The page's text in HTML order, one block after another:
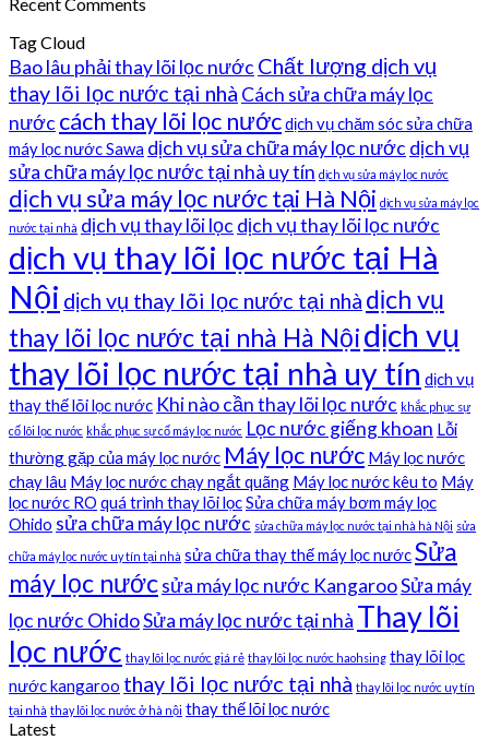
Tag Cloud
Bao lâu phải thay lõi lọc nước Chất lượng dịch vụ
thay lõi lọc nước tại nhà Cách sửa chữa máy lọc
nước cách thay lõi lọc nướcdịch vụ chăm sóc sửa chữa
máy lọc nước Sawa dịch vụ sửa chữa máy lọc nước dịch vụ
sửa chữa máy lọc nước tại nhà uy tín dịch vụ sửa máy lọc nước
dịch vụ sửa máy lọc nước tại Hà Nội dịch vụ sửa máy lọc
nước tại nhà dịch vụ thay lõi lọc dịch vụ thay lõi lọc nước
dịch vụ thay lõi lọc nước tại Hà
Nội dịch vụ thay lõi lọc nước tại nhà dịch vụ
thay lõi lọc nước tại nhà Hà Nộidịch vụ
thay lõi lọc nước tại nhà uy tín dịch vụ
thay thế lõi lọc nước Khi nào cần thay lõi lọc nước khắc phục sự
cố lõi lọc nước khắc phục sự cố máy lọc nước Lọc nước giếng khoan Lỗi
thường gặp của máy lọc nước Máy lọc nước Máy lọc nước
chạy lâu Máy lọc nước chạy ngắt quãng Máy lọc nước kêu to Máy
lọc nước RO quá trình thay lõi lọcSửa chữa máy bơm máy lọc
Ohido sửa chữa máy lọc nước sửa chữa máy lọc nước tại nhà hà Nội sửa
chữa máy lọc nước uy tín tại nhà sửa chữa thay thế máy lọc nướcSửa
máy lọc nướcsửa máy lọc nước KangarooSửa máy
lọc nước OhidoSửa máy lọc nước tại nhà Thay lõi
lọc nước thay lõi lọc nước giá rẻ thay lõi lọc nước haohsing thay lõi lọc
nước kangaroo thay lõi lọc nước tại nhà thay lõi lọc nước uy tín
tại nhà thay lõi lọc nước ở hà nội thay thế lõi lọc nước
Latest